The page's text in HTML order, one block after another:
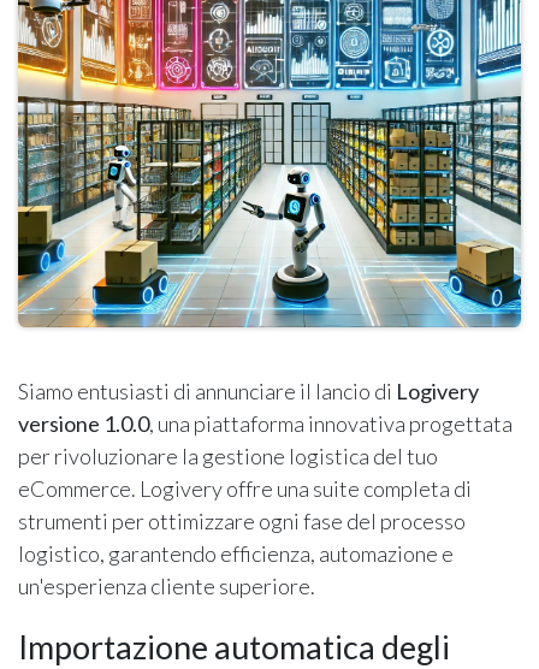
Siamo entusiasti di annunciare il lancio di Logivery
versione 1.0.0, una piattaforma innovativa progettata
per rivoluzionare la gestione logistica del tuo
eCommerce. Logivery offre una suite completa di
strumenti per ottimizzare ogni fase del processo
logistico, garantendo efficienza, automazione e
un'esperienza cliente superiore.
Importazione automatica degli